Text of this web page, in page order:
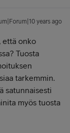
years ago
että onko
Tuosta
tarkemmin.
satunnaisesti
myös tuosta